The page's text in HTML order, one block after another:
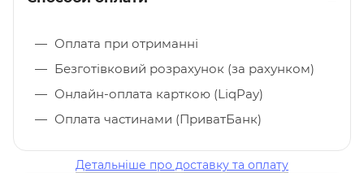
Оплата при отриманні
Безготівковий розрахунок (за рахунком)
Онлайн-оплата карткою (LiqPay)
Оплата частинами (ПриватБанк)
Детальніше про доставку та оплату